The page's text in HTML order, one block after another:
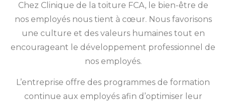
Chez Clinique de la toiture FCA, le bien-être de
nos employés nous tient à cœur. Nous favorisons
une culture et des valeurs humaines tout en
encourageant le développement professionnel de
nos employés.
L’entreprise offre des programmes de formation
continue aux employés afin d’optimiser leur